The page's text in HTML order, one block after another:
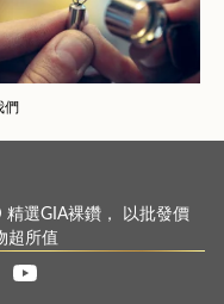
們
精選GIA裸鑽， 以批發價
超所值